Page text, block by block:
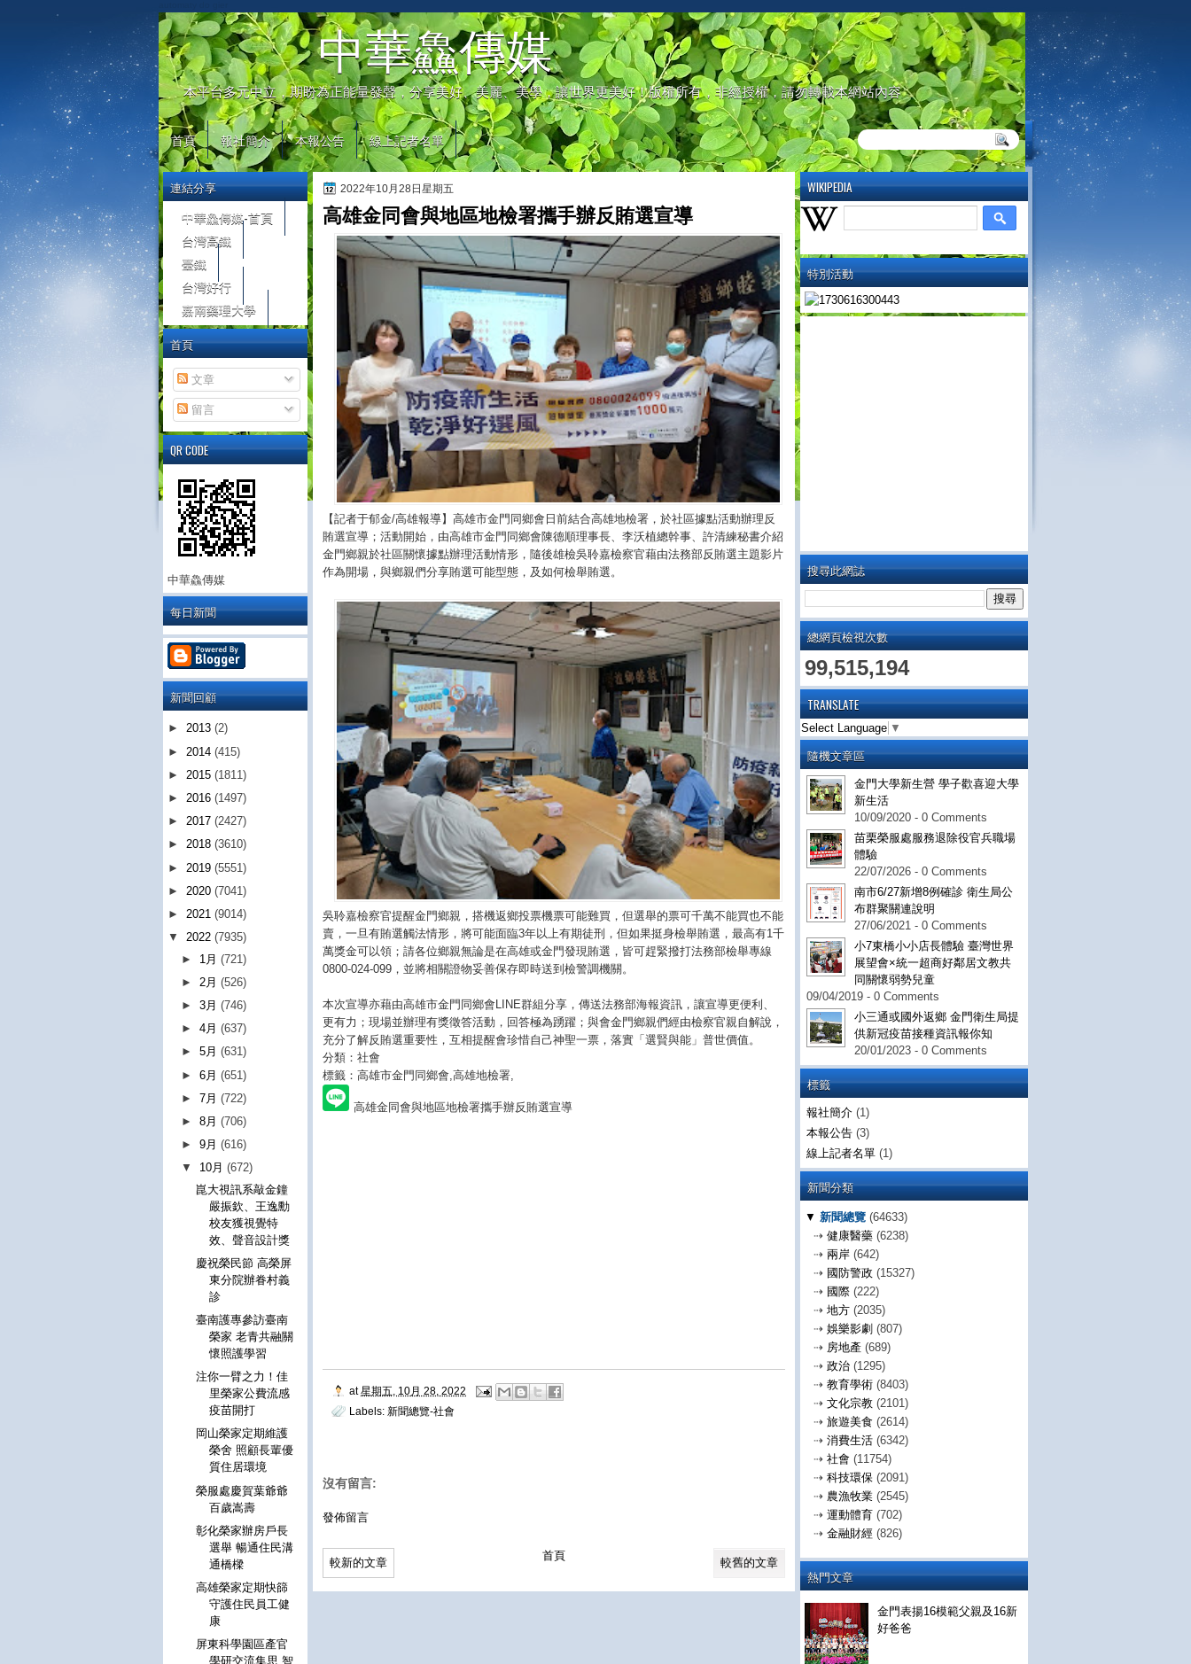
中華鱻傳媒
本平台多元中立，期盼為正能量發聲，分享美好、美麗、美學，讓世界更美好！版權所有，非經授權，請勿轉載本網站內容
首頁 報社簡介 本報公告 線上記者名單
WIKIPEDIA
特別活動
搜尋此網誌
總網頁檢視次數
99,515,194
TRANSLATE
Select Language ▼
隨機文章區
金門大學新生營 學子歡喜迎大學
新生活
10/09/2020 - 0 Comments
苗栗榮服處服務退除役官兵職場
體驗
22/07/2026 - 0 Comments
南市6/27新增8例確診 衛生局公
布群聚關連說明
27/06/2021 - 0 Comments
小7東橋小小店長體驗 臺灣世界
展望會×統一超商好鄰居文教共
同關懷弱勢兒童
09/04/2019 - 0 Comments
小三通或國外返鄉 金門衛生局提
供新冠疫苗接種資訊報你知
20/01/2023 - 0 Comments
標籤
報社簡介 (1)
本報公告 (3)
線上記者名單 (1)
新聞分類
▼ 新聞總覽 (64633)
⇢ 健康醫藥 (6238)
⇢ 兩岸 (642)
⇢ 國防警政 (15327)
⇢ 國際 (222)
⇢ 地方 (2035)
⇢ 娛樂影劇 (807)
⇢ 房地產 (689)
⇢ 政治 (1295)
⇢ 教育學術 (8403)
⇢ 文化宗教 (2101)
⇢ 旅遊美食 (2614)
⇢ 消費生活 (6342)
⇢ 社會 (11754)
⇢ 科技環保 (2091)
⇢ 農漁牧業 (2545)
⇢ 運動體育 (702)
⇢ 金融財經 (826)
熱門文章
金門表揚16模範父親及16新
好爸爸
2022年10月28日星期五
高雄金同會與地區地檢署攜手辦反賄選宣導
【記者于郁金/高雄報導】高雄市金門同鄉會日前結合高雄地檢署，於社區據點活動辦理反
賄選宣導；活動開始，由高雄市金門同鄉會陳德順理事長、李沃植總幹事、許清練秘書介紹
金門鄉親於社區關懷據點辦理活動情形，隨後雄檢吳聆嘉檢察官藉由法務部反賄選主題影片
作為開場，與鄉親們分享賄選可能型態，及如何檢舉賄選。
吳聆嘉檢察官提醒金門鄉親，搭機返鄉投票機票可能難買，但選舉的票可千萬不能買也不能
賣，一旦有賄選觸法情形，將可能面臨3年以上有期徒刑，但如果挺身檢舉賄選，最高有1千
萬獎金可以領；請各位鄉親無論是在高雄或金門發現賄選，皆可趕緊撥打法務部檢舉專線
0800-024-099，並將相關證物妥善保存即時送到檢警調機關。
本次宣導亦藉由高雄市金門同鄉會LINE群組分享，傳送法務部海報資訊，讓宣導更便利、
更有力；現場並辦理有獎徵答活動，回答極為踴躍；與會金門鄉親們經由檢察官親自解說，
充分了解反賄選重要性，互相提醒會珍惜自己神聖一票，落實「選賢與能」普世價值。
分類：社會
標籤：高雄市金門同鄉會 ,高雄地檢署,
高雄金同會與地區地檢署攜手辦反賄選宣導
at 星期五, 10月 28, 2022
Labels: 新聞總覽-社會
沒有留言:
發佈留言
較新的文章 較舊的文章
首頁
連結分享
中華鱻傳媒-首頁
台灣高鐵
臺鐵
台灣好行
嘉南藥理大學
首頁
文章
留言
QR CODE
中華鱻傳媒
每日新聞
新聞回顧
► 2013 (2)
► 2014 (415)
► 2015 (1811)
► 2016 (1497)
► 2017 (2427)
► 2018 (3610)
► 2019 (5551)
► 2020 (7041)
► 2021 (9014)
▼ 2022 (7935)
► 1月(721)
► 2月(526)
►3月(746)
►4月(637)
►5月(631)
►6月(651)
►7月(722)
►8月(706)
►9月(616)
▼ 10月(672)
崑大視訊系敲金鐘
嚴振欽、王逸勳
校友獲視覺特
效、聲音設計獎
慶祝榮民節 高榮屏
東分院辦眷村義
診
臺南護專參訪臺南
榮家 老青共融關
懷照護學習
注你一臂之力！佳
里榮家公費流感
疫苗開打
岡山榮家定期維護
榮舍 照顧長輩優
質住居環境
榮服處慶賀葉爺爺
百歲嵩壽
彰化榮家辦房戶長
選舉 暢通住民溝
通橋樑
高雄榮家定期快篩
守護住民員工健
康
屏東科學園區產官
學研交流集思 智